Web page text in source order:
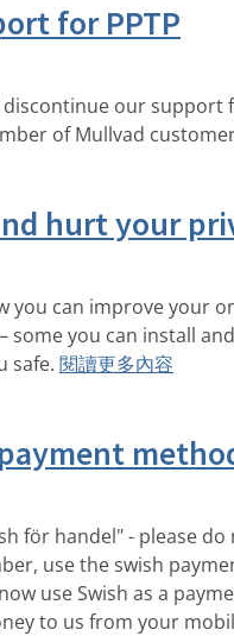
for PPTP
our support
of Mullvad
hurt your
you can improve your
some you can install
safe. 閱讀更多內容
för handel" - please
use the swish
use Swish as a
to us from your